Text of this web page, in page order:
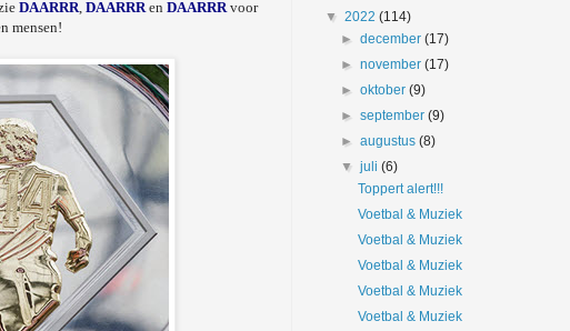
DAARRR, DAARRRen DAARRRvoor
mensen!
▼ 2022 (114)
►december(17)
►november(17)
►oktober(9)
►september(9)
►augustus(8)
▼juli(6)
Toppert alert!!!
Voetbal & Muziek
Voetbal & Muziek
Voetbal & Muziek
Voetbal & Muziek
Voetbal & Muziek